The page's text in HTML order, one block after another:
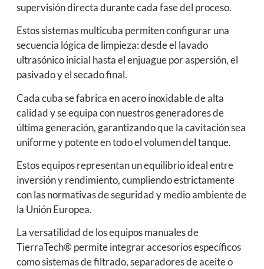
supervisión directa durante cada fase del proceso.
Estos sistemas multicuba permiten configurar una
secuencia lógica de limpieza: desde el lavado
ultrasónico inicial hasta el enjuague por aspersión, el
pasivado y el secado final.
Cada cuba se fabrica en acero inoxidable de alta
calidad y se equipa con nuestros generadores de
última generación, garantizando que la cavitación sea
uniforme y potente en todo el volumen del tanque.
Estos equipos representan un equilibrio ideal entre
inversión y rendimiento, cumpliendo estrictamente
con las normativas de seguridad y medio ambiente de
la Unión Europea.
La versatilidad de los equipos manuales de
TierraTech® permite integrar accesorios específicos
como sistemas de filtrado, separadores de aceite o